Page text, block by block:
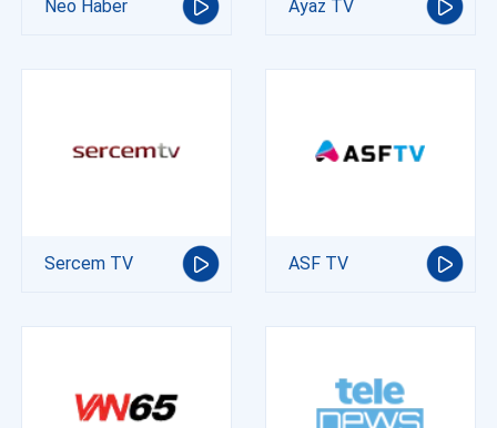
Neo Haber Ayaz TV
Sercem TV ASF TV